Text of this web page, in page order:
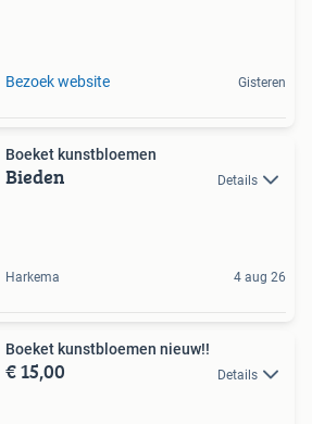
Bezoek website Gisteren
Boeket kunstbloemen
Bieden Details
Harkema 4 aug 26
Boeket kunstbloemen nieuw!!
€ 15,00 Details